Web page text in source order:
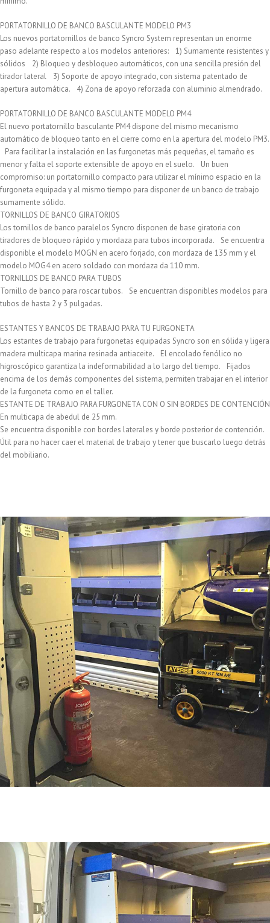
PORTATORNILLO DE BANCO BASCULANTE MODELO PM3
Los nuevos portatornillos de banco Syncro System representan un enorme
paso adelante respecto a los modelos anteriores: 1) Sumamente resistentes y
sólidos 2) Bloqueo y desbloqueo automáticos, con una sencilla presión del
tirador lateral 3) Soporte de apoyo integrado, con sistema patentado de
apertura automática. 4) Zona de apoyo reforzada con aluminio almendrado.
PORTATORNILLO DE BANCO BASCULANTE MODELO PM4
El nuevo portatornillo basculante PM4 dispone del mismo mecanismo
automático de bloqueo tanto en el cierre como en la apertura del modelo PM3.
Para facilitar la instalación en las furgonetas más pequeñas, el tamaño es
menor y falta el soporte extensible de apoyo en el suelo. Un buen
compromiso: un portatornillo compacto para utilizar el mínimo espacio en la
furgoneta equipada y al mismo tiempo para disponer de un banco de trabajo
sumamente sólido.
TORNILLOS DE BANCO GIRATORIOS
Los tornillos de banco paralelos Syncro disponen de base giratoria con
tiradores de bloqueo rápido y mordaza para tubos incorporada. Se encuentra
disponible el modelo MOGN en acero forjado, con mordaza de 135 mm y el
modelo MOG4 en acero soldado con mordaza da 110 mm.
TORNILLOS DE BANCO PARA TUBOS
Tornillo de banco para roscar tubos. Se encuentran disponibles modelos para
tubos de hasta 2 y 3 pulgadas.
ESTANTES Y BANCOS DE TRABAJO PARA TU FURGONETA
Los estantes de trabajo para furgonetas equipadas Syncro son en sólida y ligera
madera multicapa marina resinada antiaceite. El encolado fenólico no
higroscópico garantiza la indeformabilidad a lo largo del tiempo. Fijados
encima de los demás componentes del sistema, permiten trabajar en el interior
de la furgoneta como en el taller.
ESTANTE DE TRABAJO PARA FURGONETA CON O SIN BORDES DE CONTENCIÓN
En multicapa de abedul de 25 mm.
Se encuentra disponible con bordes laterales y borde posterior de contención.
Útil para no hacer caer el material de trabajo y tener que buscarlo luego detrás
del mobiliario.